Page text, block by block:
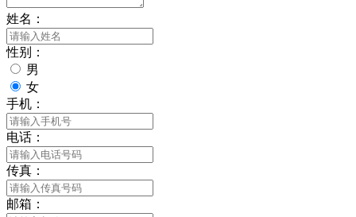
姓名：
性别：
男
女
手机：
电话：
传真：
邮箱：